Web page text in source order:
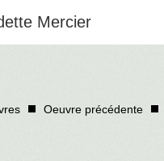
Mercier
Oeuvre précédente